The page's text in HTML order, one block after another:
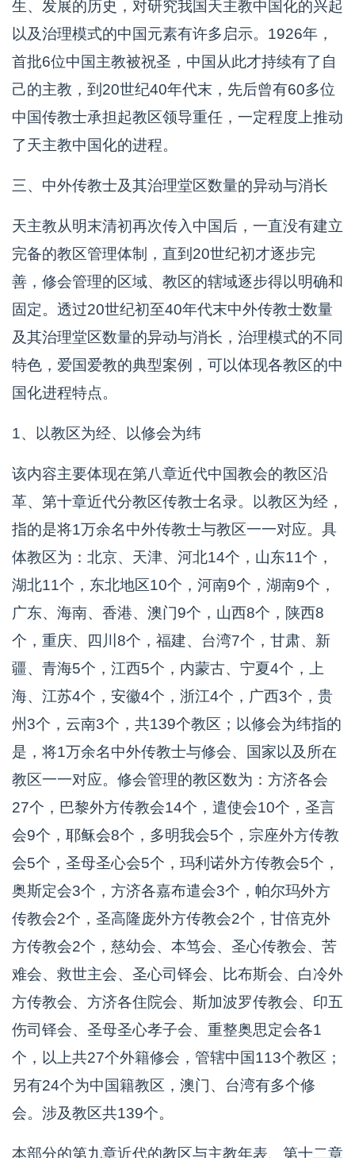
生、发展的历史，对研究我国天主教中国化的兴起
以及治理模式的中国元素有许多启示。1926年，
首批6位中国主教被祝圣，中国从此才持续有了自
己的主教，到20世纪40年代末，先后曾有60多位
中国传教士承担起教区领导重任，一定程度上推动
了天主教中国化的进程。
三、中外传教士及其治理堂区数量的异动与消长
天主教从明末清初再次传入中国后，一直没有建立
完备的教区管理体制，直到20世纪初才逐步完
善，修会管理的区域、教区的辖域逐步得以明确和
固定。透过20世纪初至40年代末中外传教士数量
及其治理堂区数量的异动与消长，治理模式的不同
特色，爱国爱教的典型案例，可以体现各教区的中
国化进程特点。
1、以教区为经、以修会为纬
该内容主要体现在第八章近代中国教会的教区沿
革、第十章近代分教区传教士名录。以教区为经，
指的是将1万余名中外传教士与教区一一对应。具
体教区为：北京、天津、河北14个，山东11个，
湖北11个，东北地区10个，河南9个，湖南9个，
广东、海南、香港、澳门9个，山西8个，陕西8
个，重庆、四川8个，福建、台湾7个，甘肃、新
疆、青海5个，江西5个，内蒙古、宁夏4个，上
海、江苏4个，安徽4个，浙江4个，广西3个，贵
州3个，云南3个，共139个教区；以修会为纬指的
是，将1万余名中外传教士与修会、国家以及所在
教区一一对应。修会管理的教区数为：方济各会
27个，巴黎外方传教会14个，遣使会10个，圣言
会9个，耶稣会8个，多明我会5个，宗座外方传教
会5个，圣母圣心会5个，玛利诺外方传教会5个，
奥斯定会3个，方济各嘉布遣会3个，帕尔玛外方
传教会2个，圣高隆庞外方传教会2个，甘倍克外
方传教会2个，慈幼会、本笃会、圣心传教会、苦
难会、救世主会、圣心司铎会、比布斯会、白冷外
方传教会、方济各住院会、斯加波罗传教会、印五
伤司铎会、圣母圣心孝子会、重整奥思定会各1
个，以上共27个外籍修会，管辖中国113个教区；
另有24个为中国籍教区，澳门、台湾有多个修
会。涉及教区共139个。
本部分的第九章近代的教区与主教年表、第十二章